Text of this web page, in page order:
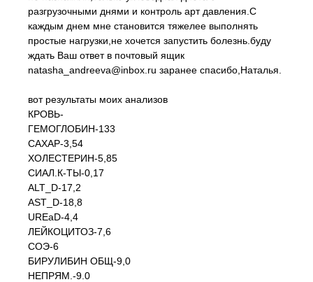
разгрузочными днями и контроль арт давления.С
каждым днем мне становится тяжелее выполнять
простые нагрузки,не хочется запустить болезнь.буду
ждать Ваш ответ в почтовый ящик
natasha_andreeva@inbox.ru заранее спасибо,Наталья.
вот результаты моих анализов
КРОВЬ-
ГЕМОГЛОБИН-133
САХАР-3,54
ХОЛЕСТЕРИН-5,85
СИАЛ.К-ТЫ-0,17
ALT_D-17,2
AST_D-18,8
UREaD-4,4
ЛЕЙКОЦИТОЗ-7,6
СОЭ-6
БИРУЛИБИН ОБЩ-9,0
НЕПРЯМ.-9.0